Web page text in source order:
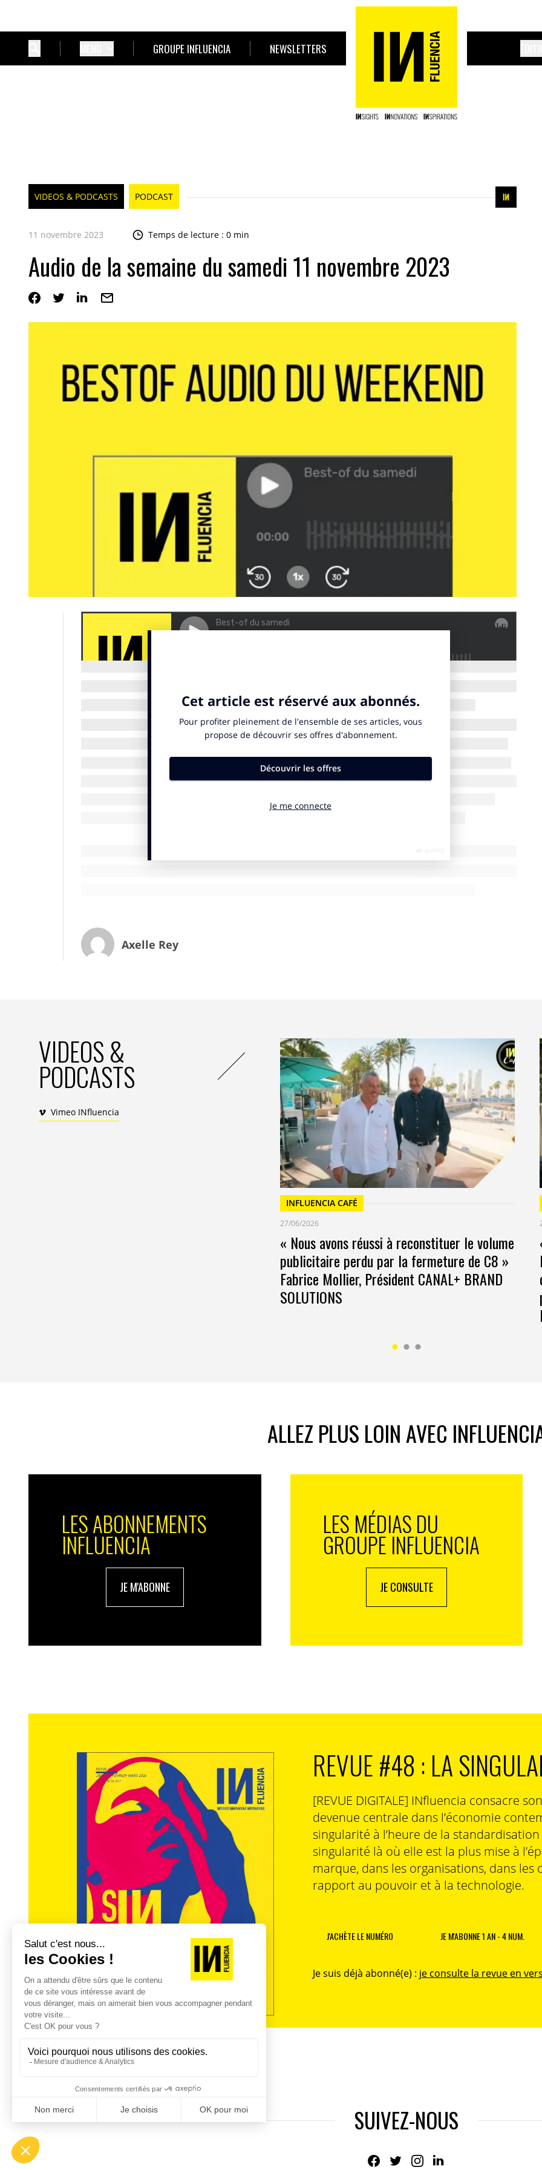
GROUPE INFLUENCIA NEWSLETTERS
VIDEOS & PODCASTS PODCAST
11 novembre 2023 Temps de lecture : 0 min
Audio de la semaine du samedi 11 novembre 2023
Axelle Rey
VIDEOS &
PODCASTS
Vimeo INfluencia
INFLUENCIA CAFÉ
27/06/2026
« Nous avons réussi à reconstituer le volume
publicitaire perdu par la fermeture de C8 »
Fabrice Mollier, Président CANAL+ BRAND
SOLUTIONS
ALLEZ PLUS LOIN AVEC
LES ABONNEMENTS
INFLUENCIA
JE M'ABONNE
LES MÉDIAS DU
GROUPE INFLUENCIA
JE CONSULTE
REVUE #48 : LA
[REVUE DIGITALE] INfluencia consacre
devenue centrale dans l’économie
singularité à l’heure de la
singularité là où elle est la plus mise à
marque, dans les organisations, dans les
rapport au pouvoir et à la technologie.
J'ACHÈTE LE NUMÉRO JE M'ABONNE 1 AN - 4 NUM.
Je suis déjà abonné(e) : je consulte la revue en
SUIVEZ-NOUS